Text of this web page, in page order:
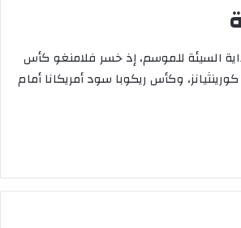
السيئة للموسم، إذ خسر فلامنغو كأس
كورينثيانز، وكأس ريكوبا سود أمريكانا أمام